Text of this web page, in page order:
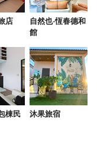
，結果一入口竟然
也剛剛好，完全刷
典，湯頭濃郁鮮
酥內嫩，爽口又不
小點都表現得很不
店
自然也-恆春德和
館
棟民
沐果旅宿